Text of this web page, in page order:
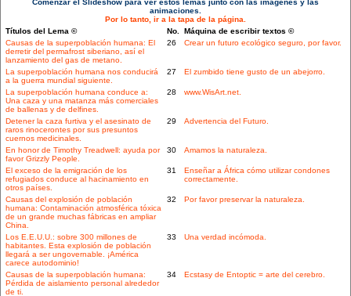
Comenzar el Slideshow para ver estos lemas junto con las imágenes y las
animaciones.
Por lo tanto, ir a la tapa de la página.
Títulos del Lema ©
No. Máquina de escribir textos ©
Causas de la superpoblación humana: El
derretir del permafrost siberiano, así el
lanzamiento del gas de metano.
26 Crear un futuro ecológico seguro, por favor.
La superpoblación humana nos conducirá
a la guerra mundial siguiente.
27 El zumbido tiene gusto de un abejorro.
La superpoblación humana conduce a:
Una caza y una matanza más comerciales
de ballenas y de delfines.
28 www.WisArt.net.
Detener la caza furtiva y el asesinato de
raros rinocerontes por sus presuntos
cuernos medicinales.
29 Advertencia del Futuro.
En honor de Timothy Treadwell: ayuda por
favor Grizzly People.
30 Amamos la naturaleza.
El exceso de la emigración de los
refugiados conduce al hacinamiento en
otros países.
31
Enseñar a África cómo utilizar condones
correctamente.
Causas del explosión de población
humana: Contaminación atmosférica tóxica
de un grande muchas fábricas en ampliar
China.
32 Por favor preservar la naturaleza.
Los E.E.U.U.: sobre 300 millones de
habitantes. Esta explosión de población
llegará a ser ungovernable. ¡América
carece autodominio!
33 Una verdad incómoda.
Causas de la superpoblación humana:
Pérdida de aislamiento personal alrededor
de ti.
34 Ecstasy de Entoptic = arte del cerebro.